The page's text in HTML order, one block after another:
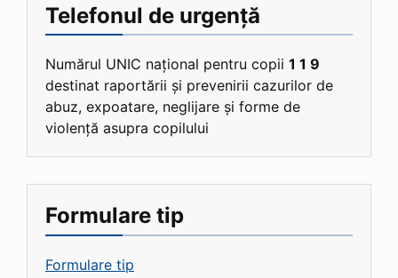
Telefonul de urgență
Numărul UNIC național pentru copii 1 1 9
destinat raportării și prevenirii cazurilor de
abuz, expoatare, neglijare și forme de
violență asupra copilului
Formulare tip
Formulare tip